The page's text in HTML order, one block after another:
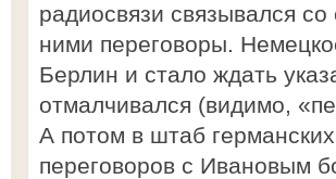
радиосвязи связывался
ними переговоры.
Берлин и стало ждать
отмалчивался (видимо,
А потом в штаб
переговоров с Ивановым